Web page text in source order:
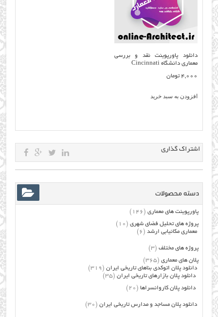
دانلود پاورپوینت نقد و بررسی
معماری دانشگاه Cincinnati
4,000 تومان
افزودن به سبد خرید
اشتراک گذاری
دسته محصولات
پاورپوینت های معماری (146)
پروژه های تحلیل فضای شهری (10)
معماری مکانیابی ارشد (6)
پروژه های مختلف (3)
پلان های معماری (365)
دانلود پلان اتوکدی بناهای تاریخی ایران (319)
دانلود پلان بازارهای تاریخی ایران (35)
دانلود پلان کاروانسراها (20)
دانلود پلان مساجد و مدارس تاریخی ایران (30)